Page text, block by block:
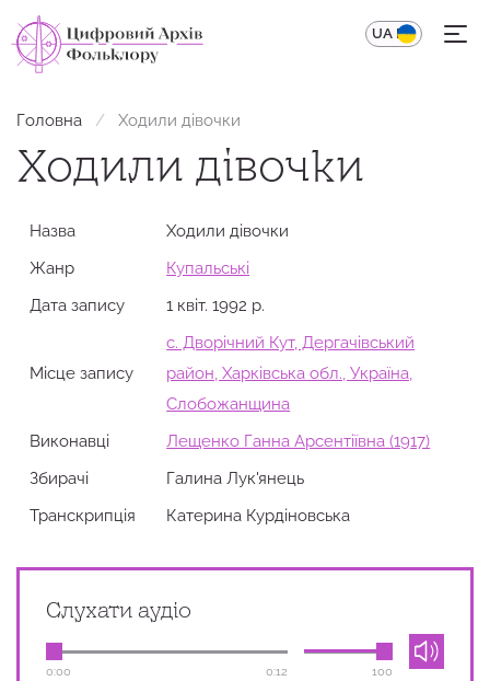
UA EN
Головна Ходили дівочки
Ходили дівочки
Назва
Ходили дівочки
Жанр
Купальські
Дата запису
1 квіт. 1992 р.
Місце запису
с. Дворічний Кут, Дергачівський
район, Харківська обл., Україна,
Слобожанщина
Виконавці
​Лещенко Ганна Арсентіївна (1917)
Збирачi
Галина Лук'янець
Транскрипція
Катерина Курдіновська
Слухати аудіо
0:00 0:12 100